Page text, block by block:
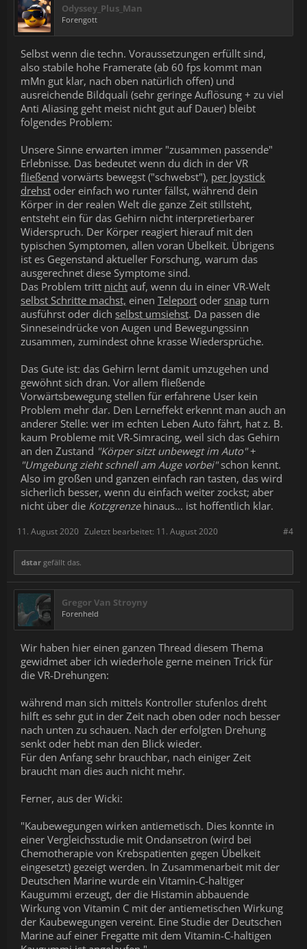
Odyssey_Plus_Man
Forengott
Selbst wenn die techn. Voraussetzungen erfüllt sind,
also stabile hohe Framerate (ab 60 fps kommt man
mMn gut klar, nach oben natürlich offen) und
ausreichende Bildquali (sehr geringe Auflösung + zu viel
Anti Aliasing geht meist nicht gut auf Dauer) bleibt
folgendes Problem:
Unsere Sinne erwarten immer "zusammen passende"
Erlebnisse. Das bedeutet wenn du dich in der VR
fließend vorwärts bewegst ("schwebst"), per Joystick
drehst oder einfach wo runter fällst, während dein
Körper in der realen Welt die ganze Zeit stillsteht,
entsteht ein für das Gehirn nicht interpretierbarer
Widerspruch. Der Körper reagiert hierauf mit den
typischen Symptomen, allen voran Übelkeit. Übrigens
ist es Gegenstand aktueller Forschung, warum das
ausgerechnet diese Symptome sind.
Das Problem tritt nicht auf, wenn du in einer VR-Welt
selbst Schritte machst, einen Teleport oder snap turn
ausführst oder dich selbst umsiehst. Da passen die
Sinneseindrücke von Augen und Bewegungssinn
zusammen, zumindest ohne krasse Wiedersprüche.
Das Gute ist: das Gehirn lernt damit umzugehen und
gewöhnt sich dran. Vor allem fließende
Vorwärtsbewegung stellen für erfahrene User kein
Problem mehr dar. Den Lerneffekt erkennt man auch an
anderer Stelle: wer im echten Leben Auto fährt, hat z. B.
kaum Probleme mit VR-Simracing, weil sich das Gehirn
an den Zustand "Körper sitzt unbewegt im Auto"+
"Umgebung zieht schnell am Auge vorbei"schon kennt.
Also im großen und ganzen einfach ran tasten, das wird
sicherlich besser, wenn du einfach weiter zockst; aber
nicht über die Kotzgrenzehinaus... ist hoffentlich klar.
#4
11. August 2020 Zuletzt bearbeitet: 11. August 2020
dstar gefällt das.
Gregor Van Stroyny
Forenheld
Wir haben hier einen ganzen Thread diesem Thema
gewidmet aber ich wiederhole gerne meinen Trick für
die VR-Drehungen:
während man sich mittels Kontroller stufenlos dreht
hilft es sehr gut in der Zeit nach oben oder noch besser
nach unten zu schauen. Nach der erfolgten Drehung
senkt oder hebt man den Blick wieder.
Für den Anfang sehr brauchbar, nach einiger Zeit
braucht man dies auch nicht mehr.
Ferner, aus der Wicki:
"Kaubewegungen wirken antiemetisch. Dies konnte in
einer Vergleichsstudie mit Ondansetron (wird bei
Chemotherapie von Krebspatienten gegen Übelkeit
eingesetzt) gezeigt werden. In Zusammenarbeit mit der
Deutschen Marine wurde ein Vitamin-C-haltiger
Kaugummi erzeugt, der die Histamin abbauende
Wirkung von Vitamin C mit der antiemetischen Wirkung
der Kaubewegungen vereint. Eine Studie der Deutschen
Marine auf einer Fregatte mit dem Vitamin-C-haltigen